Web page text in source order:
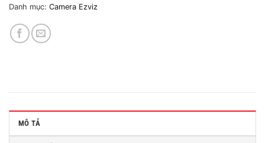
Danh mục: Camera Ezviz
MÔ TẢ